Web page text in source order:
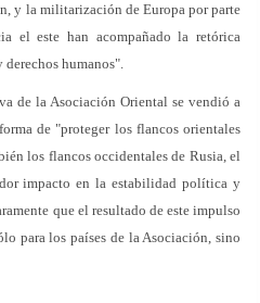
y la militarización de Europa por parte
el este han acompañado la retórica
humanos".
de la Asociación Oriental se vendió a
de "proteger los flancos orientales
los flancos occidentales de Rusia, el
impacto en la estabilidad política y
que el resultado de este impulso
para los países de la Asociación, sino